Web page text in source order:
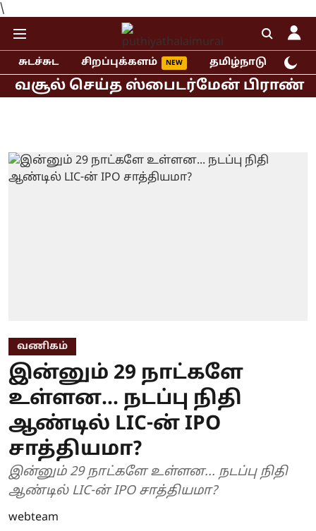
\
சுடச்சுட சிறப்புக்களம் தமிழ்நாடு
செய்த ஸ்பைடர்மேன் பிராண்ட்
வணிகம்
இன்னும் 29 நாட்களே
உள்ளன... நடப்பு நிதி
ஆண்டில் LIC-ன் IPO
சாத்தியமா?
இன்னும் 29 நாட்களே உள்ளன... நடப்பு நிதி
ஆண்டில் LIC-ன் IPO சாத்தியமா?
webteam